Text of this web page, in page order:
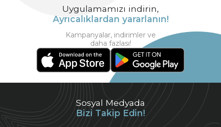
Sosyal Medyada
Bizi Takip Edin!
Uygulamamızı indirin,
Ayrıcalıklardan yararlanın!
Kampanyalar, indirimler ve
daha fazlası!